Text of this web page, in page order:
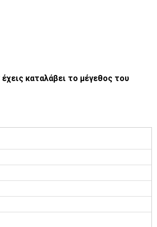
καταλάβει το μέγεθος του